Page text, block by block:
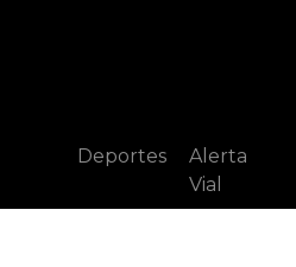
Deportes
Alerta
Vial